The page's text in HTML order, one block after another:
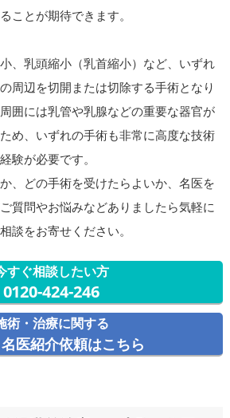
ことが期待できます。
、乳頭縮小（乳首縮小）など、いずれ
周辺を切開または切除する手術となり
囲には乳管や乳腺などの重要な器官が
め、いずれの手術も非常に高度な技術
験が必要です。
、どの手術を受けたらよいか、名医を
質問やお悩みなどありましたら気軽に
談をお寄せください。
すぐ相談したい方
0120-424-246
術・治療に関する
医紹介依頼はこちら